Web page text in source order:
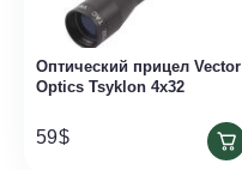
Оптический прицел Vector
Optics Tsyklon 4x32
59$